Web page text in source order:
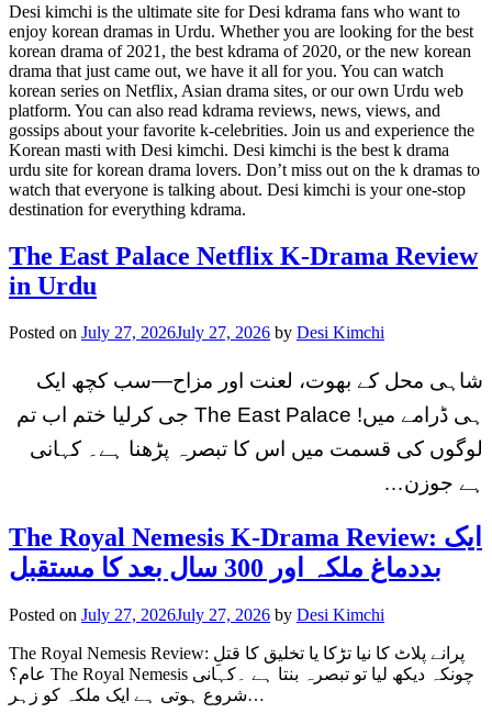
Desi kimchi is the ultimate site for Desi kdrama fans who want to
enjoy korean dramas in Urdu. Whether you are looking for the best
korean drama of 2021, the best kdrama of 2020, or the new korean
drama that just came out, we have it all for you. You can watch
korean series on Netflix, Asian drama sites, or our own Urdu web
platform. You can also read kdrama reviews, news, views, and
gossips about your favorite k-celebrities. Join us and experience the
Korean masti with Desi kimchi. Desi kimchi is the best k drama
urdu site for korean drama lovers. Don’t miss out on the k dramas to
watch that everyone is talking about. Desi kimchi is your one-stop
destination for everything kdrama.
The East Palace Netflix K‑Drama Review
in Urdu
Posted on July 27, 2026July 27, 2026 by Desi Kimchi
شاہی محل کے بھوت، لعنت اور مزاح—سب کچھ ایک
ہی ڈرامے میں! The East Palace جی کرلیا ختم اب تم
لوگوں کی قسمت میں اس کا تبصرہ پڑھنا ہے۔ کہانی
ہے جوزن…
The Royal Nemesis K-Drama Review: ایک
بددماغ ملکہ اور 300 سال بعد کا مستقبل
Posted on July 27, 2026July 27, 2026 by Desi Kimchi
The Royal Nemesis Review: پرانے پلاٹ کا نیا تڑکا یا تخلیق کا قتلِ
عام؟ The Royal Nemesis چونکہ دیکھ لیا تو تبصرہ بنتا ہے ۔کہانی
شروع ہوتی ہے ایک ملکہ کو زہر…